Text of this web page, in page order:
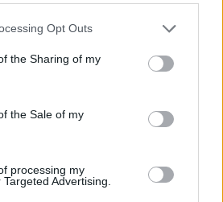
app uses one or more Google
usage behaviour. You may click to
Google and its third-party tags to
specified purposes in below Google
Opt Outs
the Sharing of my
the Sale of my
processing my
Advertising.
szezonban érkező Gen4-es
jelenti majd. Az
generációváltás küszöbén áll,
során pedig a csapat
Pin a következő
is pályára viheti
és jövőbeli technikáját.